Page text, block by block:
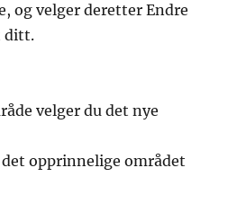
og velger deretter Endre
ditt.
velger du det nye
opprinnelige området